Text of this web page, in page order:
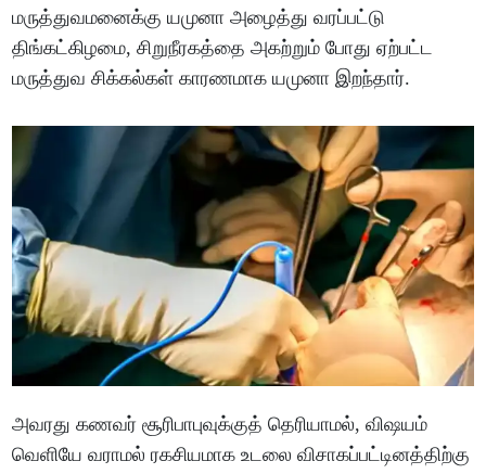
மருத்துவமனைக்கு யமுனா அழைத்து வரப்பட்டு
திங்கட்கிழமை, சிறுநீரகத்தை அகற்றும் போது ஏற்பட்ட
மருத்துவ சிக்கல்கள் காரணமாக யமுனா இறந்தார்.
அவரது கணவர் சூரிபாபுவுக்குத் தெரியாமல், விஷயம்
வெளியே வராமல் ரகசியமாக உடலை விசாகப்பட்டினத்திற்கு